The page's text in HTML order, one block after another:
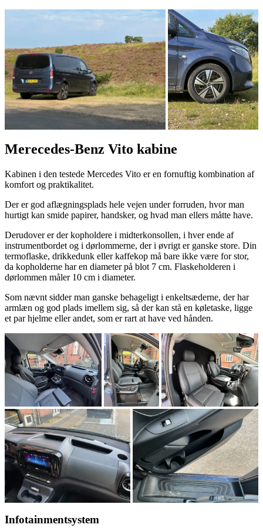
Merecedes-Benz Vito kabine
Kabinen i den testede Mercedes Vito er en fornuftig kombination af
komfort og praktikalitet.
Der er god aflægningsplads hele vejen under forruden, hvor man
hurtigt kan smide papirer, handsker, og hvad man ellers måtte have.
Derudover er der kopholdere i midterkonsollen, i hver ende af
instrumentbordet og i dørlommerne, der i øvrigt er ganske store. Din
termoflaske, drikkedunk eller kaffekop må bare ikke være for stor,
da kopholderne har en diameter på blot 7 cm. Flaskeholderen i
dørlommen måler 10 cm i diameter.
Som nævnt sidder man ganske behageligt i enkeltsæderne, der har
armlæn og god plads imellem sig, så der kan stå en køletaske, ligge
et par hjelme eller andet, som er rart at have ved hånden.
Infotainmentsystem